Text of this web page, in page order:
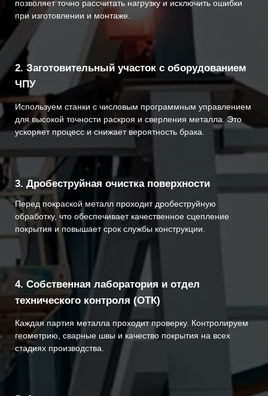
Проводим огнезащитную обработку металлоконструкций
сертифицированными составами, подтверждёнными
документально.
Акции
Компания ТеплоСевер изготавливает металлоконструкции и
Виды металлоконструкций